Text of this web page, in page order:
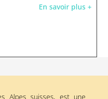
En savoir plus +
Alpes suisses, est une